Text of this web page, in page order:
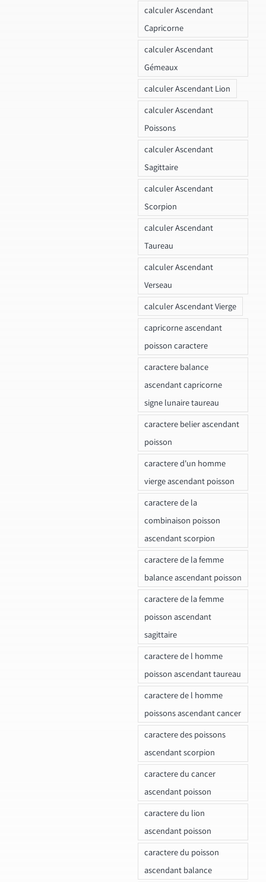
calculer Ascendant
Capricorne
calculer Ascendant
Gémeaux
calculer Ascendant Lion
calculer Ascendant
Poissons
calculer Ascendant
Sagittaire
calculer Ascendant
Scorpion
calculer Ascendant
Taureau
calculer Ascendant
Verseau
calculer Ascendant Vierge
capricorne ascendant
poisson caractere
caractere balance
ascendant capricorne
signe lunaire taureau
caractere belier ascendant
poisson
caractere d'un homme
vierge ascendant poisson
caractere de la
combinaison poisson
ascendant scorpion
caractere de la femme
balance ascendant poisson
caractere de la femme
poisson ascendant
sagittaire
caractere de l homme
poisson ascendant taureau
caractere de l homme
poissons ascendant cancer
caractere des poissons
ascendant scorpion
caractere du cancer
ascendant poisson
caractere du lion
ascendant poisson
caractere du poisson
ascendant balance